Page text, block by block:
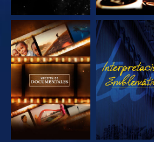
EXPLORA LAS
SERIES
VE